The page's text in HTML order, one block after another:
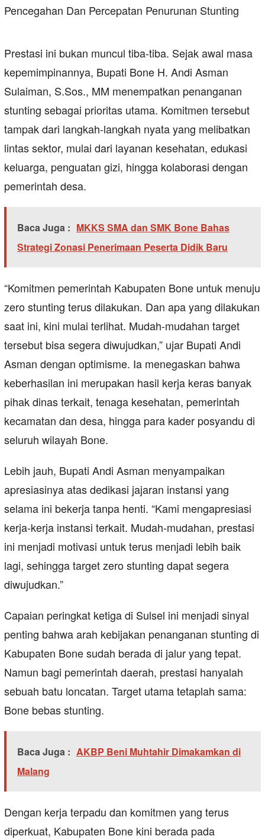
Prestasi ini bukan muncul tiba-tiba. Sejak awal masa
kepemimpinannya, Bupati Bone H. Andi Asman
Sulaiman, S.Sos., MM menempatkan penanganan
stunting sebagai prioritas utama. Komitmen tersebut
tampak dari langkah-langkah nyata yang melibatkan
lintas sektor, mulai dari layanan kesehatan, edukasi
keluarga, penguatan gizi, hingga kolaborasi dengan
pemerintah desa.
Baca Juga : MKKS SMA dan SMK Bone Bahas
Strategi Zonasi Penerimaan Peserta Didik Baru
“Komitmen pemerintah Kabupaten Bone untuk menuju
zero stunting terus dilakukan. Dan apa yang dilakukan
saat ini, kini mulai terlihat. Mudah-mudahan target
tersebut bisa segera diwujudkan,” ujar Bupati Andi
Asman dengan optimisme. Ia menegaskan bahwa
keberhasilan ini merupakan hasil kerja keras banyak
pihak dinas terkait, tenaga kesehatan, pemerintah
kecamatan dan desa, hingga para kader posyandu di
seluruh wilayah Bone.
Lebih jauh, Bupati Andi Asman menyampaikan
apresiasinya atas dedikasi jajaran instansi yang
selama ini bekerja tanpa henti. “Kami mengapresiasi
kerja-kerja instansi terkait. Mudah-mudahan, prestasi
ini menjadi motivasi untuk terus menjadi lebih baik
lagi, sehingga target zero stunting dapat segera
diwujudkan.”
Capaian peringkat ketiga di Sulsel ini menjadi sinyal
penting bahwa arah kebijakan penanganan stunting di
Kabupaten Bone sudah berada di jalur yang tepat.
Namun bagi pemerintah daerah, prestasi hanyalah
sebuah batu loncatan. Target utama tetaplah sama:
Bone bebas stunting.
Baca Juga : AKBP Beni Muhtahir Dimakamkan di
Malang
Dengan kerja terpadu dan komitmen yang terus
diperkuat, Kabupaten Bone kini berada pada